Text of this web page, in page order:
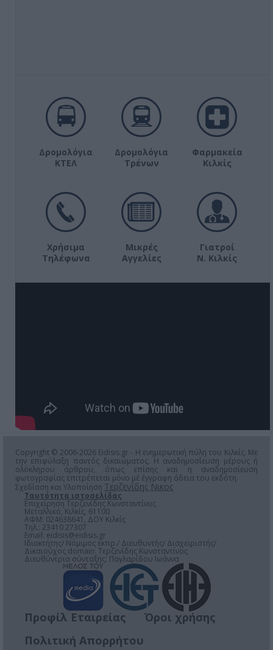
Δρομολόγια
ΚΤΕΛ
Δρομολόγια
Τρένων
Φαρμακεία
Κιλκίς
Χρήσιμα
Τηλέφωνα
Μικρές
Αγγελίες
Γιατροί
Ν. Κιλκίς
Copyright © 2006-2026 Eidisis.gr - Η ενημερωτική πύλη του Κιλκίς. Με
την επιφύλαξη παντός δικαιώματος. Η αναδημοσίευση μέρους ή
ολόκληρου άρθρου, όπως επίσης και η αναδημοσίευση
φωτογραφίας επιτρέπεται μόνο μέ έγγραφη άδεια του εκδότη.
Σχεδίαση και Υλοποίηση Τερζενίδης Νικος
Ταυτότητα ιστοσελίδας
Επιχείρηση Τερζενίδης Κωνσταντίνος
Μεταλλικό, Κιλκίς, 61100
ΑΦΜ: 024638641, ΔΟΥ Κιλκίς
Τηλ.: 23410 27307
Email: eidisis@eidisis.gr
Ιδιοκτήτης/ Νόμιμος εκπρ./ Διευθυντής/ Διαχειριστής/
Δικαιούχος domain: Τερζενίδης Κωνσταντίνος
Διευθύντρια σύνταξης: Παγλαρίδου Ιωάννα
Προφίλ Εταιρείας
Όροι χρήσης
Πολιτική Απορρήτου